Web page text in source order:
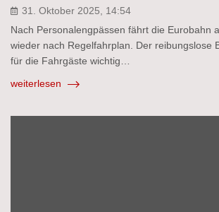
31. Oktober 2025, 14:54
Nach Personalengpässen fährt die Eurobahn
wieder nach Regelfahrplan. Der reibungslose
für die Fahrgäste wichtig…
weiterlesen